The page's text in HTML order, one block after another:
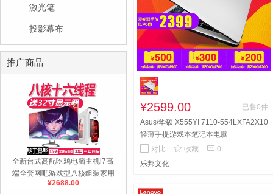
激光笔
投影幕布
推广商品
全新台式高配吃鸡电脑主机i7高
端全套网吧游戏型八核组装家用
¥2688.00
¥2599.00
已售0件
Asus/华硕 X555YI 7110-554LXFA2X10
轻薄手提游戏本笔记本电脑
对比
 收藏  0
乐邦文化